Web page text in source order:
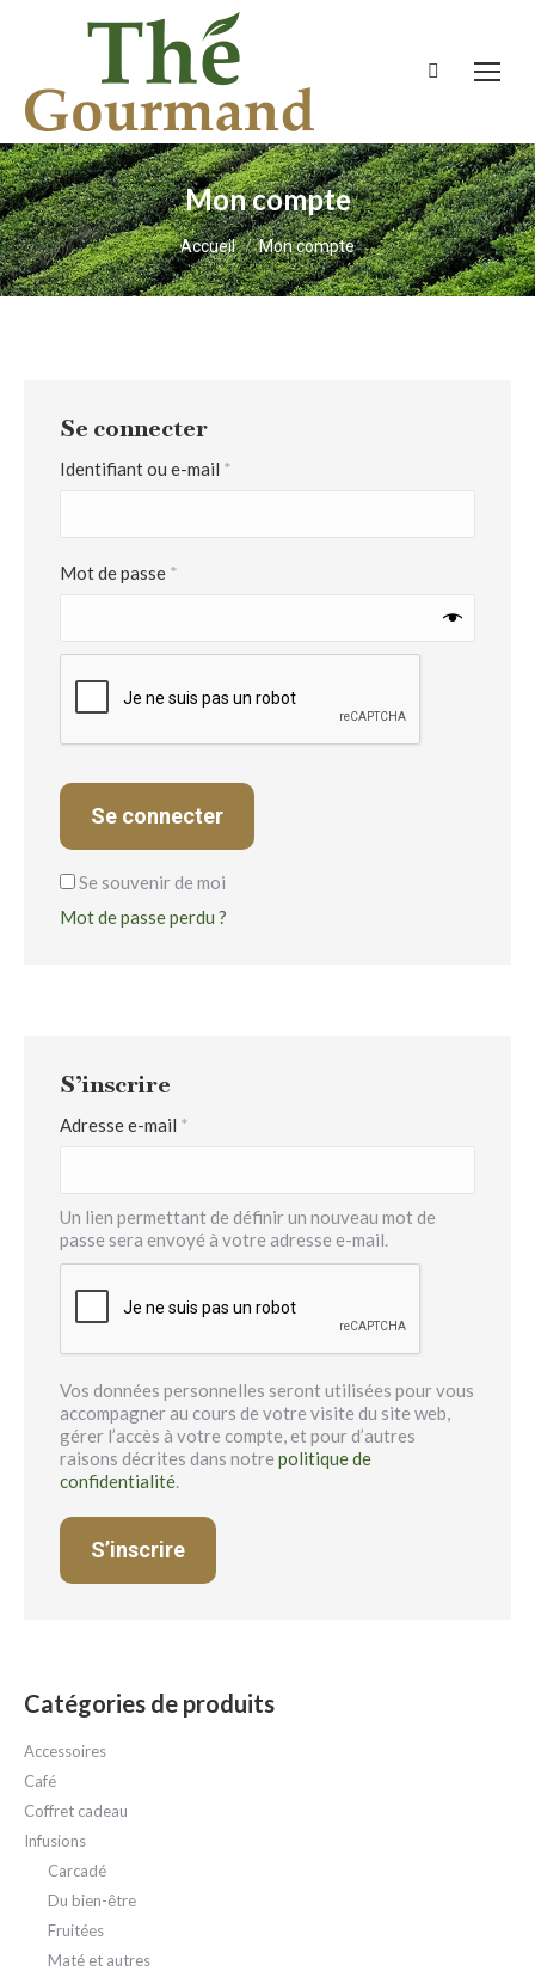
Recherche
Mon compte
Vous êtes ici :
Accueil Mon compte
Se connecter
Identifiant ou e-mail *
Mot de passe *
Se connecter
Se souvenir de moi
Mot de passe perdu ?
S’inscrire
Adresse e-mail *
Un lien permettant de définir un nouveau mot de
passe sera envoyé à votre adresse e-mail.
Vos données personnelles seront utilisées pour vous
accompagner au cours de votre visite du site web,
gérer l’accès à votre compte, et pour d’autres
raisons décrites dans notre politique de
confidentialité.
S’inscrire
Catégories de produits
Accessoires
Café
Coffret cadeau
Infusions
Carcadé
Du bien-être
Fruitées
Maté et autres